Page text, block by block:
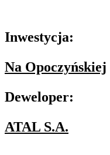
Inwestycja:
Na Opoczyńskiej
Deweloper:
ATAL S.A.